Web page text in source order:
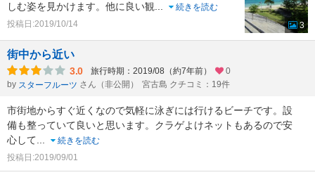
しむ姿を見かけます。他に良い観...
続きを読む
投稿日:2019/10/14
3
街中から近い
3.0 旅行時期：2019/08（約7年前）
0
by スターフルーツ さん（非公開） 宮古島 クチコミ：19件
市街地からすぐ近くなので気軽に泳ぎには行けるビーチです。設
備も整っていて良いと思います。クラゲよけネットもあるので安
心して...
続きを読む
投稿日:2019/09/01